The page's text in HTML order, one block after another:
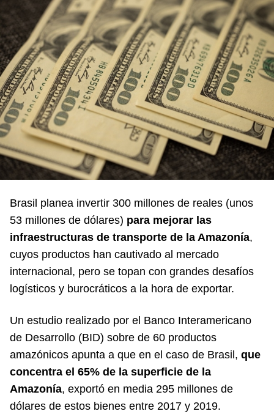
Brasil planea invertir 300 millones de reales (unos
53 millones de dólares) para mejorar las
infraestructuras de transporte de la Amazonía,
cuyos productos han cautivado al mercado
internacional, pero se topan con grandes desafíos
logísticos y burocráticos a la hora de exportar.
Un estudio realizado por el Banco Interamericano
de Desarrollo (BID) sobre de 60 productos
amazónicos apunta a que en el caso de Brasil, que
concentra el 65% de la superficie de la
Amazonía, exportó en media 295 millones de
dólares de estos bienes entre 2017 y 2019.